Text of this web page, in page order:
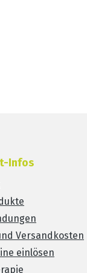
Infos
Versandkosten
einlösen